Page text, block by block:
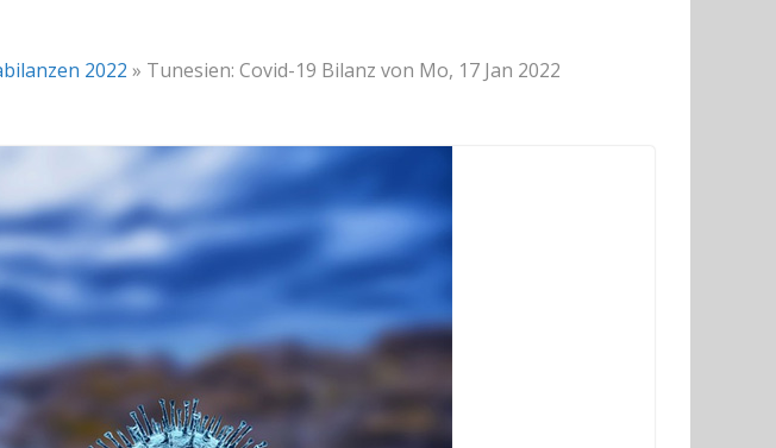
2022 » Tunesien: Covid-19 Bilanz von Mo, 17 Jan 2022